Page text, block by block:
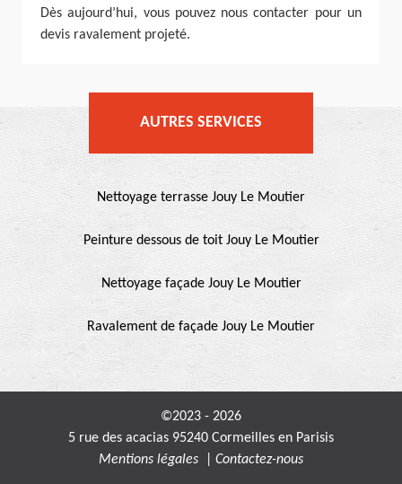
Dès aujourd’hui, vous pouvez nous contacter pour un
devis ravalement projeté.
AUTRES SERVICES
Nettoyage terrasse Jouy Le Moutier
Peinture dessous de toit Jouy Le Moutier
Nettoyage façade Jouy Le Moutier
Ravalement de façade Jouy Le Moutier
©2023 - 2026
5 rue des acacias 95240 Cormeilles en Parisis
Mentions légales
Contactez-nous